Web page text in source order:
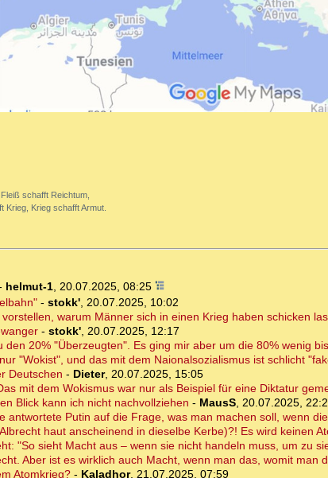
schafft Reichtum,
Krieg, Krieg schafft Armut.
helmut-1, 20.07.2025, 08:25
- stokk', 20.07.2025, 10:02
warum Männer sich in einen Krieg haben schicken
- stokk', 20.07.2025, 12:17
den 20% "Überzeugten". Es ging mir aber um die 80% wenig
"Wokist", und das mit dem Naionalsozialismus ist schlicht
Deutschen - Dieter, 20.07.2025, 15:05
mit dem Wokismus war nur als Beispiel für eine Diktatur
Blick kann ich nicht nachvollziehen - MausS, 20.07.2025,
antwortete Putin auf die Frage, was man machen soll, wenn
haut anscheinend in dieselbe Kerbe)?! Es wird keinen
"So sieht Macht aus – wenn sie nicht handeln muss, um zu
Aber ist es wirklich auch Macht, wenn man das, womit man
Atomkrieg?- Kaladhor, 21.07.2025, 07:59